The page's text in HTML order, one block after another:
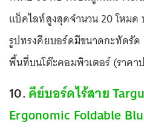
แบ็คไลท์สูงสุดจำนวน 20 โหมด
รูปทรงคียบอร์ดมีขนาดกะทัดรัด
พื้นที่บนโต๊ะคอมพิวเตอร์ (ราคา
10.คีย์บอร์ดไร้สาย
Ergonomic Foldable